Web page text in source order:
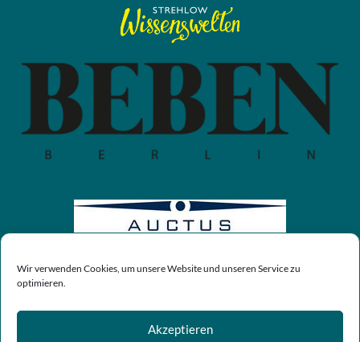
Wir verwenden Cookies, um unsere Website und unseren Service zu
optimieren.
Akzeptieren